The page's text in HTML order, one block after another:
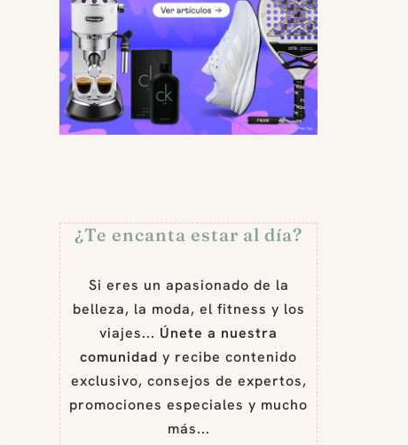
¿Te encanta estar al día?
Si eres un apasionado de la
belleza, la moda, el fitness y los
viajes... Únete a nuestra
comunidad y recibe contenido
exclusivo, consejos de expertos,
promociones especiales y mucho
más...